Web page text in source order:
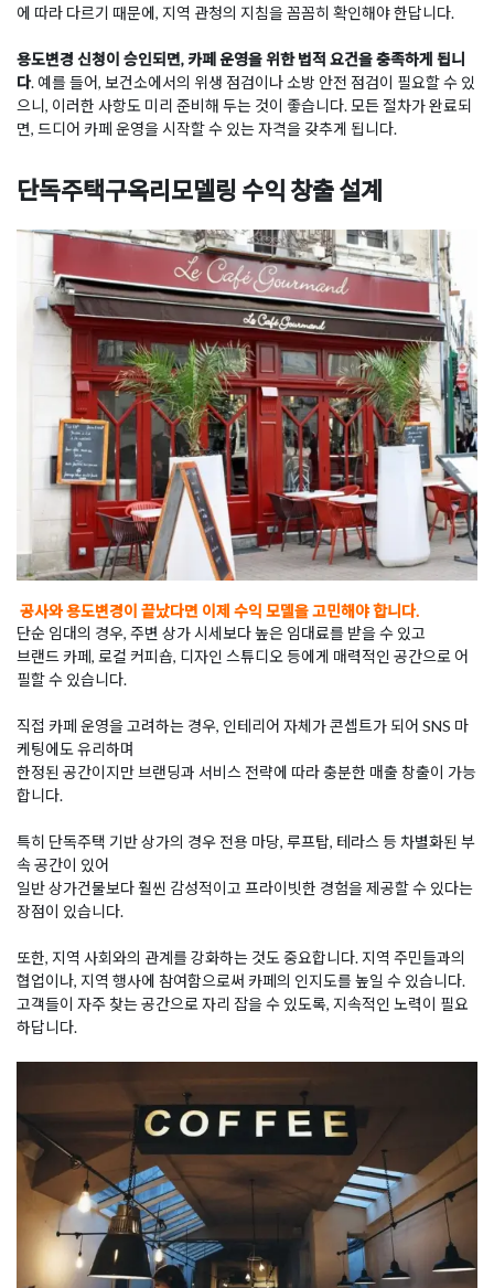
에 따라 다르기 때문에, 지역 관청의 지침을 꼼꼼히 확인해야 한답니다.
용도변경 신청이 승인되면, 카페 운영을 위한 법적 요건을 충족하게 됩니
다. 예를 들어, 보건소에서의 위생 점검이나 소방 안전 점검이 필요할 수 있
으니, 이러한 사항도 미리 준비해 두는 것이 좋습니다. 모든 절차가 완료되
면, 드디어 카페 운영을 시작할 수 있는 자격을 갖추게 됩니다.
단독주택구옥리모델링 수익 창출 설계
공사와 용도변경이 끝났다면 이제 수익 모델을 고민해야 합니다.
단순 임대의 경우, 주변 상가 시세보다 높은 임대료를 받을 수 있고
브랜드 카페, 로컬 커피숍, 디자인 스튜디오 등에게 매력적인 공간으로 어
필할 수 있습니다.
직접 카페 운영을 고려하는 경우, 인테리어 자체가 콘셉트가 되어 SNS 마
케팅에도 유리하며
한정된 공간이지만 브랜딩과 서비스 전략에 따라 충분한 매출 창출이 가능
합니다.
특히 단독주택 기반 상가의 경우 전용 마당, 루프탑, 테라스 등 차별화된 부
속 공간이 있어
일반 상가건물보다 훨씬 감성적이고 프라이빗한 경험을 제공할 수 있다는
장점이 있습니다.
또한, 지역 사회와의 관계를 강화하는 것도 중요합니다. 지역 주민들과의
협업이나, 지역 행사에 참여함으로써 카페의 인지도를 높일 수 있습니다.
고객들이 자주 찾는 공간으로 자리 잡을 수 있도록, 지속적인 노력이 필요
하답니다.